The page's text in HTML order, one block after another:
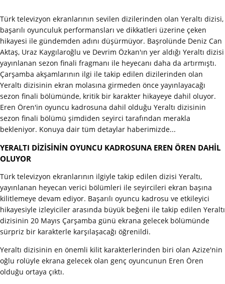
Türk televizyon ekranlarının sevilen dizilerinden olan Yeraltı dizisi,
başarılı oyunculuk performansları ve dikkatleri üzerine çeken
hikayesi ile gündemden adını düşürmüyor. Başrolünde Deniz Can
Aktaş, Uraz Kaygılaroğlu ve Devrim Özkan'ın yer aldığı Yeraltı dizisi
yayınlanan sezon finali fragmanı ile heyecanı daha da artırmıştı.
Çarşamba akşamlarının ilgi ile takip edilen dizilerinden olan
Yeraltı dizisinin ekran molasına girmeden önce yayınlayacağı
sezon finali bölümünde, kritik bir karakter hikayeye dahil oluyor.
Eren Ören'in oyuncu kadrosuna dahil olduğu Yeraltı dizisinin
sezon finali bölümü şimdiden seyirci tarafından merakla
bekleniyor. Konuya dair tüm detaylar haberimizde...
YERALTI DİZİSİNİN OYUNCU KADROSUNA EREN ÖREN DAHİL
OLUYOR
Türk televizyon ekranlarının ilgiyle takip edilen dizisi Yeraltı,
yayınlanan heyecan verici bölümleri ile seyircileri ekran başına
kilitlemeye devam ediyor. Başarılı oyuncu kadrosu ve etkileyici
hikayesiyle izleyiciler arasında büyük beğeni ile takip edilen Yeraltı
dizisinin 20 Mayıs Çarşamba günü ekrana gelecek bölümünde
sürpriz bir karakterle karşılaşacağı öğrenildi.
Yeraltı dizisinin en önemli kilit karakterlerinden biri olan Azize'nin
oğlu rolüyle ekrana gelecek olan genç oyuncunun Eren Ören
olduğu ortaya çıktı.